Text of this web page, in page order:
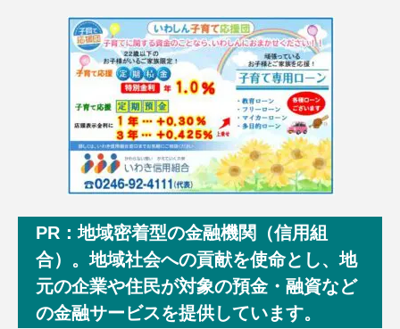
PR：地域密着型の金融機関（信用組
合）。地域社会への貢献を使命とし、地
元の企業や住民が対象の預金・融資など
の金融サービスを提供しています。